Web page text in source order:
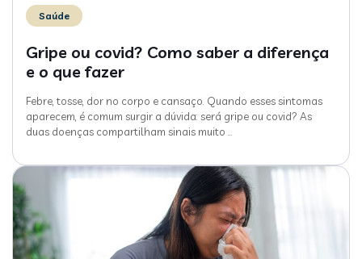
Saúde
Gripe ou covid? Como saber a diferença
e o que fazer
Febre, tosse, dor no corpo e cansaço. Quando esses sintomas
aparecem, é comum surgir a dúvida: será gripe ou covid? As
duas doenças compartilham sinais muito